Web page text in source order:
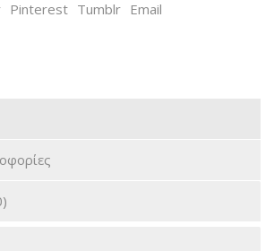
Pinterest Tumblr Email